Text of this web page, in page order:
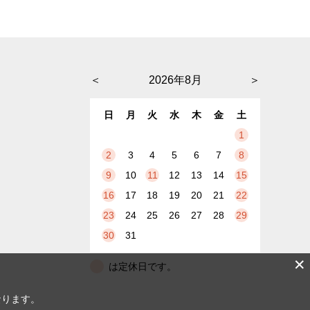
＜ ＞
2026年8月
日 月 火 水 木 金
土
1
2
3 4 5 6 7
8
9
10 11 12 13 14
15
16
17 18 19 20 21
22
23
24 25 26 27 28
29
30
31
は定休日です。 ✕
ます。